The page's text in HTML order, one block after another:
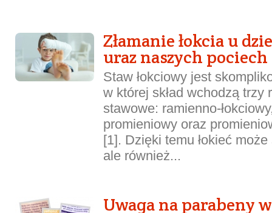
Złamanie łokcia u
uraz naszych pociech
Staw łokciowy jest
w której skład wchodzą trzy
stawowe: ramienno-
promieniowy oraz
[1]. Dzięki temu łokieć
ale również...
Uwaga na parabeny